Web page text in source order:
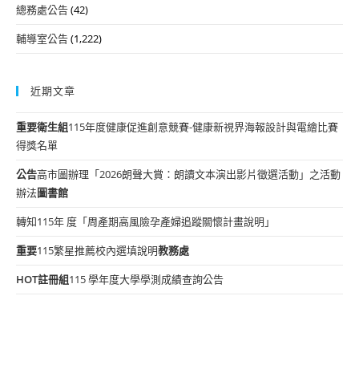
總務處公告(42)
輔導室公告(1,222)
近期文章
重要衛生組115年度健康促進創意競賽-健康新視界海報設計與電繪比賽
得獎名單
公告高市圖辦理「2026朗聲大賞：朗讀文本演出影片徵選活動」之活動
辦法圖書館
轉知115年 度「周產期高風險孕產婦追蹤關懷計畫說明」
重要115繁星推薦校內選填說明教務處
HOT註冊組115 學年度大學學測成績查詢公告